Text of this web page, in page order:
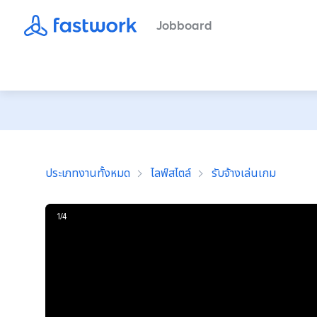
Jobboard
ประเภทงานทั้งหมด ไลฟ์สไตล์ รับจ้างเล่นเกม
1/4